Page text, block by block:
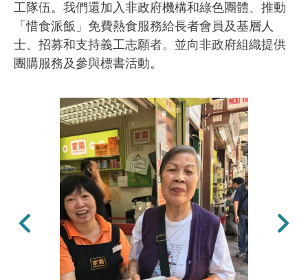
工隊伍。我們還加入非政府機構和綠色團體、推動
「惜食派飯」免費熱食服務給長者會員及基層人
士、招募和支持義工志願者。並向非政府組織提供
團購服務及參與標書活動。
上一張 下一張